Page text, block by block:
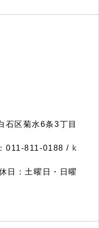
区菊水6条3丁目
011-811-0188 / k
日：土曜日・日曜